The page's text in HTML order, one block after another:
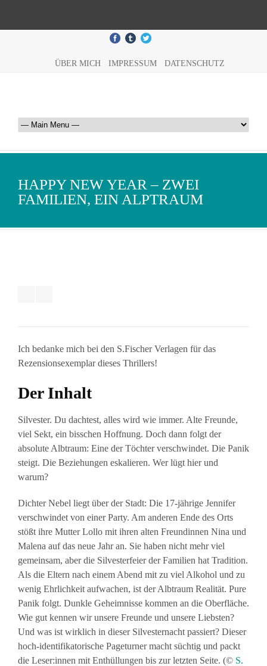
ÜBER MICH IMPRESSUM DATENSCHUTZ
HAPPY NEW YEAR – ZWEI
FAMILIEN, EIN ALPTRAUM
Ich bedanke mich bei den S.Fischer Verlagen für das
Rezensionsexemplar dieses Thrillers!
Der Inhalt
Silvester. Du dachtest, alles wird wie immer. Alte Freunde,
viel Sekt, ein bisschen Hoffnung. Doch dann folgt der
absolute Albtraum: Eine der Töchter verschwindet. Die Panik
steigt. Die Beziehungen eskalieren. Wer lügt hier und
warum?
Dichter Nebel liegt über der Stadt: Die 17-jährige Jennifer
verschwindet von einer Party. Am anderen Ende des Orts
stößt ihre Mutter Lollo mit ihren alten Freundinnen Nina und
Malena auf das neue Jahr an. Sie haben nicht mehr viel
gemeinsam, aber die Silvesterfeier der Familien hat Tradition.
Als die Eltern nach einem Abend mit zu viel Alkohol und zu
wenig Ehrlichkeit aufwachen, ist der Albtraum Realität. Pure
Panik folgt. Dunkle Geheimnisse kommen an die Oberfläche.
Wie gut kennen wir unsere Freunde und unsere Liebsten?
Und was ist wirklich in dieser Silvesternacht passiert? Dieser
hoch-identifikatorische Pageturner macht süchtig und packt
die Leser:innen mit Enthüllungen bis zur letzten Seite. (© S.